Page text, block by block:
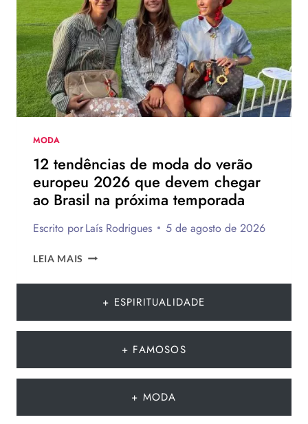
SALTO
DA
HAVAIANAS?
MODA
12 tendências de moda do verão
europeu 2026 que devem chegar
ao Brasil na próxima temporada
Escrito porLaís Rodrigues 5 de agosto de 2026
LEIA MAIS
DE
MODA
QUE
AO
+ ESPIRITUALIDADE
+ FAMOSOS
+ MODA